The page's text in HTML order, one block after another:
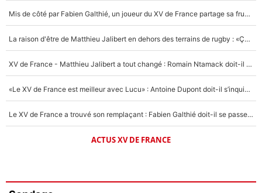
Mis de côté par Fabien Galthié, un joueur du XV de France partage sa frustration : «ils ne me l’ont pas dit tout de suite»
La raison d'être de Matthieu Jalibert en dehors des terrains de rugby : «Ça m'atteint autant que si tu touches à un membre de ma famille»
XV de France - Matthieu Jalibert a tout changé : Romain Ntamack doit-il s’inquiéter pour sa place à un an de la Coupe du monde ?
«Le XV de France est meilleur avec Lucu» : Antoine Dupont doit-il s’inquiéter pour sa place ?
Le XV de France a trouvé son remplaçant : Fabien Galthié doit-il se passer d'Antoine Dupont ?
ACTUS XV DE FRANCE